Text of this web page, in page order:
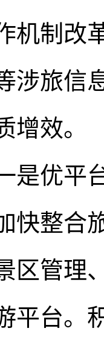
机制改
涉旅信
增效。
优平台
快整合
区管理
平台。